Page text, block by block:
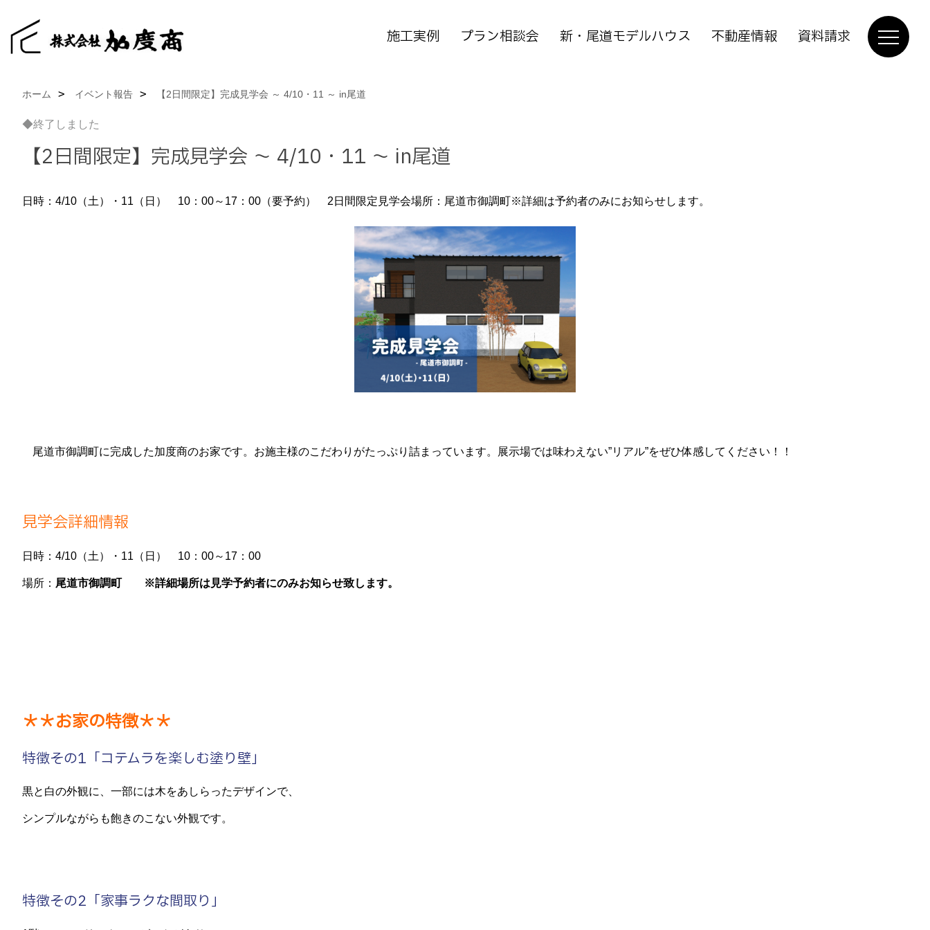
施工実例 プラン相談会 新・尾道モデルハウス 不動産情報 資料請求
ホーム イベント報告 【2日間限定】完成見学会 ～ 4/10・11 ～ in尾道
◆終了しました
【2日間限定】完成見学会 ～ 4/10・11 ～ in尾道
日時：4/10（土）・11（日） 10：00～17：00（要予約） 2日間限定見学会場所：尾道市御調町※詳細は予約者のみにお知らせします。
尾道市御調町に完成した加度商のお家です。お施主様のこだわりがたっぷり詰まっています。展示場では味わえない”リアル”をぜひ体感してください！！
見学会詳細情報
日時：4/10（土）・11（日） 10：00～17：00
場所： 尾道市御調町 ※詳細場所は見学予約者にのみお知らせ致します。
＊＊お家の特徴＊＊
特徴その1「コテムラを楽しむ塗り壁」
黒と白の外観に、一部には木をあしらったデザインで、
シンプルながらも飽きのこない外観です。
特徴その2「家事ラクな間取り」